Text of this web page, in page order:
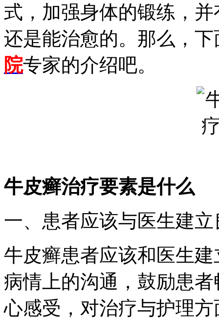
式，加强身体的锻练，
还是能治愈的。那么，
院专家的介绍吧。
牛皮癣治疗要素是什么
一、患者应该与医生建
牛皮癣患者应该和医生
病情上的沟通，鼓励患
心感受，对治疗与护理